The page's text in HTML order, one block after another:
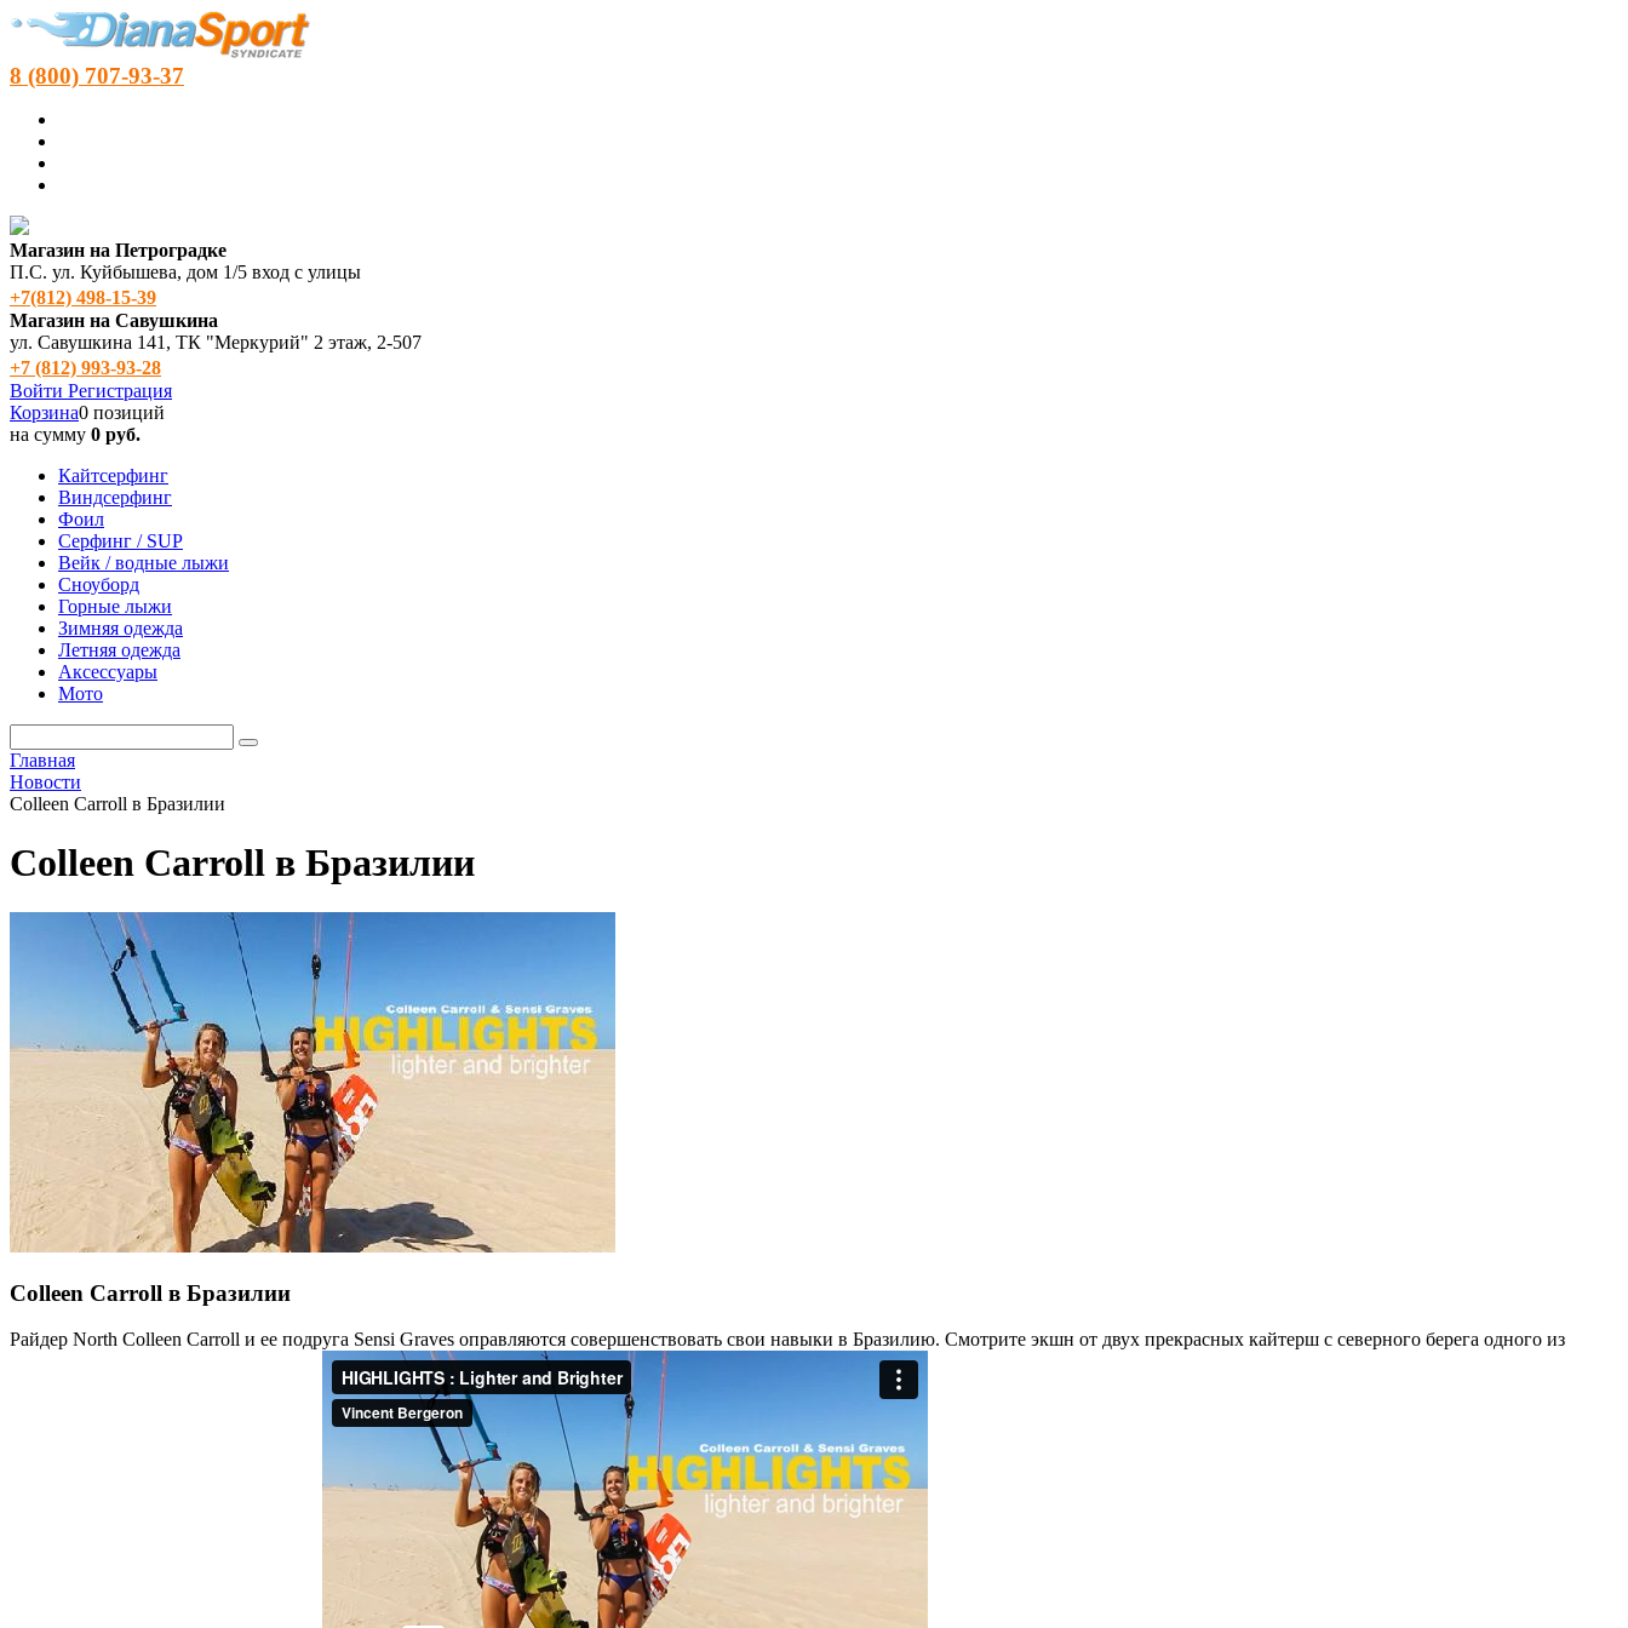
8 (800) 707-93-37
Магазин на Петроградке
П.С. ул. Куйбышева, дом 1/5 вход с улицы
+7(812) 498‑15-39
Магазин на Савушкина
ул. Савушкина 141, ТК "Меркурий" 2 этаж, 2-507
+7 (812) 993-93-28
Войти Регистрация
Корзина0 позиций
на сумму 0 руб.
Кайтсерфинг
Виндсерфинг
Фоил
Серфинг / SUP
Вейк / водные лыжи
Сноуборд
Горные лыжи
Зимняя одежда
Летняя одежда
Аксессуары
Мото
Главная
Новости
Colleen Carroll в Бразилии
Colleen Carroll в Бразилии
Colleen Carroll в Бразилии
Райдер North Colleen Carroll и ее подруга Sensi Graves оправляются совершенствовать свои навыки в Бразилию. Смотрите экшн от двух прекрасных кайтерш с северного берега одного из